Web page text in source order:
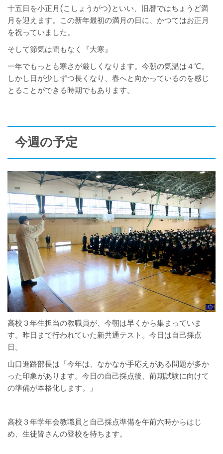
十五日を小正月(こしょうがつ)といい、旧暦ではちょうど満
月を迎えます。この新年最初の満月の日に、かつてはお正月
を祝っていました。
そして節気は間もなく『大寒』
一年でもっとも寒さが厳しくなります。今朝の気温は４℃。
しかし日が少しずつ長くなり、春へと向かっているのを感じ
とることができる時期でもあります。
今週の予定
高校３年生担当の教職員が、今朝は早くから集まっていま
す。昨日まで行われていた新共通テスト。今日は自己採点
日。
山口進路部長は「今年は、なかなか手応えがある問題が多か
った印象があります。今日の自己採点後、前期試験に向けて
の準備が本格化します。」
高校３年学年会教職員と自己採点準備を午前六時からはじ
め、生徒皆さんの登校を待ちます。